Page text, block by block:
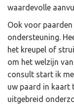
waardevolle
Ook voor
ondersteuning.
het kreupel of
om het welzijn
consult start ik
uw paard in kaart
uitgebreid